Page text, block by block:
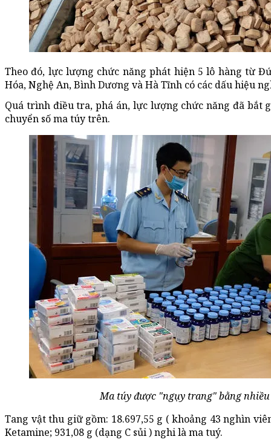
Theo đó, lực lượng chức năng phát hiện 5 lô hàng từ
Hóa, Nghệ An, Bình Dương và Hà Tĩnh có các dấu hiệu
Quá trình điều tra, phá án, lực lượng chức năng đã bắt
chuyển số ma túy trên.
Ma túy được "ngụy trang" bằng
Tang vật thu giữ gồm: 18.697,55 g ( khoảng 43 nghìn
Ketamine; 931,08 g (dạng C sủi ) nghi là ma tuý.